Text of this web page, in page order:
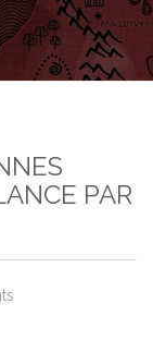
PAR